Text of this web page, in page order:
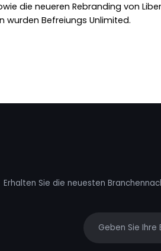
die neueren Rebranding von
wurden Befreiungs Unlimited.
Erhalten Sie die neuesten